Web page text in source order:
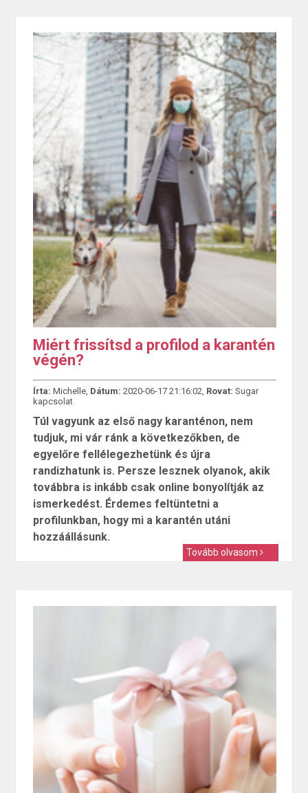
Miért frissítsd a profilod a karantén
végén?
Írta: Michelle, Dátum: 2020-06-17 21:16:02, Rovat: Sugar
kapcsolat
Túl vagyunk az első nagy karanténon, nem
tudjuk, mi vár ránk a következőkben, de
egyelőre fellélegezhetünk és újra
randizhatunk is. Persze lesznek olyanok, akik
továbbra is inkább csak online bonyolítják az
ismerkedést. Érdemes feltüntetni a
profilunkban, hogy mi a karantén utáni
hozzáállásunk.
Tovább olvasom